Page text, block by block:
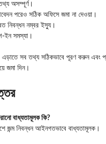
অসম্পূর্ণ।
পরেও সঠিক অফিসে জমা না দেওয়া।
নিবন্ধন নম্বর ইস্যু।
ইন সমস্যা।
সব তথ্য সঠিকভাবে পূরণ করুন এবং
জমা দিন।
বাধ্যতামূলক কি?
জন্ম নিবন্ধন আইনগতভাবে বাধ্যতামূলক।